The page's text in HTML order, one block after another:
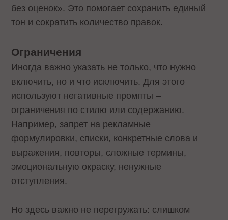
без оценок». Это помогает сохранить единый
тон и сократить количество правок.
Ограничения
Иногда важно указать не только, что нужно
включить, но и что исключить. Для этого
используют негативные промпты –
ограничения по стилю или содержанию.
Например, запрет на рекламные
формулировки, списки, конкретные слова и
выражения, повторы, сложные термины,
эмоциональную окраску, ненужные
отступления.
Но здесь важно не перегружать: слишком